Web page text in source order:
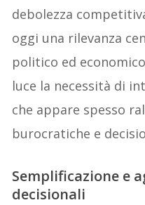
debolezza
oggi una rilevanza
politico ed
luce la necessità di
che appare spesso
burocratiche e
Semplificazione e
decisionali